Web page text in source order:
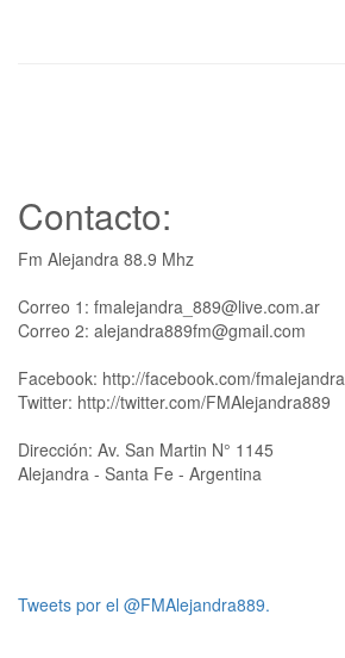
Contacto:
Fm Alejandra 88.9 Mhz
Correo 1: fmalejandra_889@live.com.ar
Correo 2: alejandra889fm@gmail.com
Facebook: http://facebook.com/fmalejandra
Twitter: http://twitter.com/FMAlejandra889
Dirección: Av. San Martin N° 1145
Alejandra - Santa Fe - Argentina
Tweets por el @FMAlejandra889.